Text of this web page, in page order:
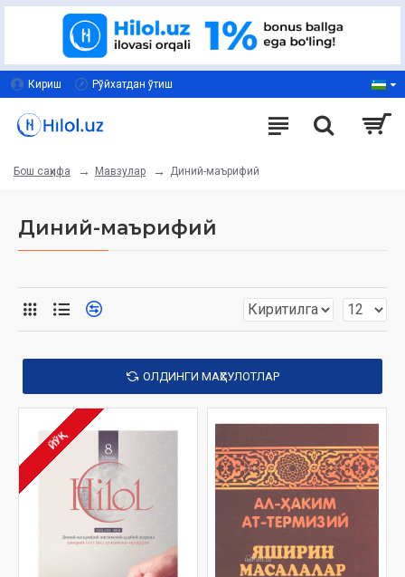
Кириш Рўйхатдан ўтиш
Бош саҳифа Мавзулар Диний-маърифий
Диний-маърифий
ОЛДИНГИ МАҲСУЛОТЛАР
ЙЎҚ